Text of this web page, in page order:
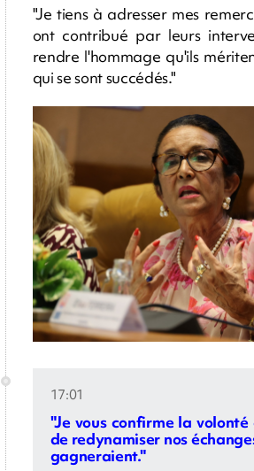
"Je tiens à adresser mes
ont contribué par leurs
rendre l'hommage qu'ils
qui se sont succédés."
17:01
"Je vous confirme la
de redynamiser nos
gagneraient."